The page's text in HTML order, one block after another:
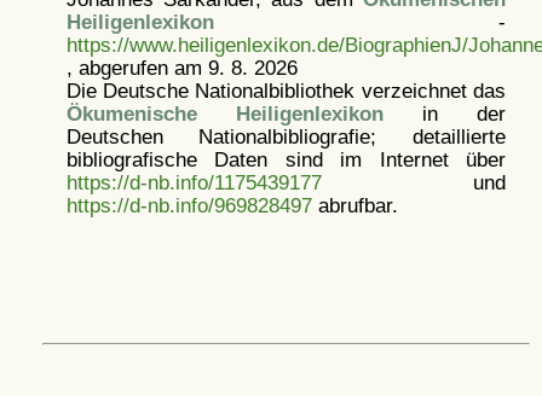
Heiligenlexikon-
https://www.heiligenlexikon.de/BiographienJ/
, abgerufen am 9. 8. 2026
Die Deutsche Nationalbibliothek verzeichnet das
Ökumenische Heiligenlexikonin der
Deutschen Nationalbibliografie; detaillierte
bibliografische Daten sind im Internet über
https://d-nb.info/1175439177und
https://d-nb.info/969828497abrufbar.